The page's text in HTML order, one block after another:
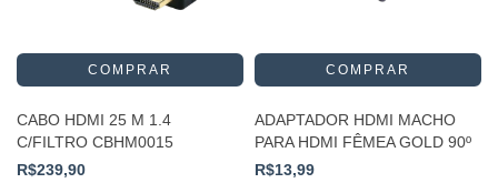
CABO HDMI 25 M 1.4
C/FILTRO CBHM0015
R$239,90
ADAPTADOR HDMI MACHO
PARA HDMI FÊMEA GOLD 90º
R$13,99